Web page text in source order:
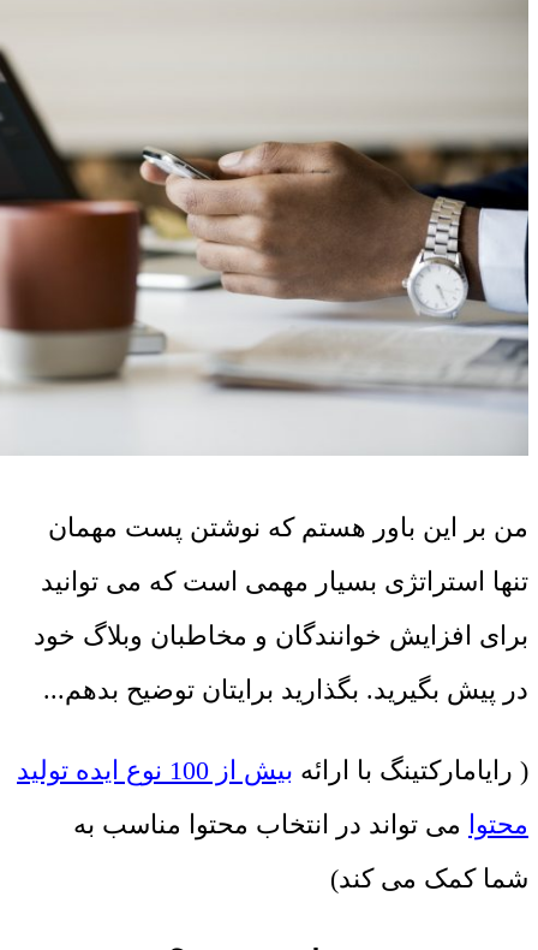
من بر این باور هستم که نوشتن پست مهمان
تنها استراتژی بسیار مهمی است که می توانید
برای افزایش خوانندگان و مخاطبان وبلاگ خود
در پیش بگیرید. بگذارید برایتان توضیح بدهم...
( رایامارکتینگ با ارائه
بیش از 100 نوع ایده تولید
محتوا می تواند در انتخاب محتوا مناسب به
شما کمک می کند)